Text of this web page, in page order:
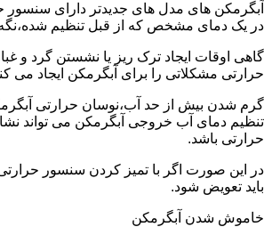
آبگرمکن های مدل های جدیدتر دارای سنسور
در یک دمای مشخص که از قبل تنظیم
گاهی اوقات ایجاد ترک ریز یا نشستن گرد و
حرارتی مشکلاتی را برای آبگرمکن ایجاد می
گرم شدن بیش از حد آب،نوسان حرارتی
تنظیم دمای آب خروجی آبگرمکن می تواند
حرارتی باشد.
در این صورت اگر با تمیز کردن سنسور
باید تعویض شود.
خاموش شدن آبگرمکن